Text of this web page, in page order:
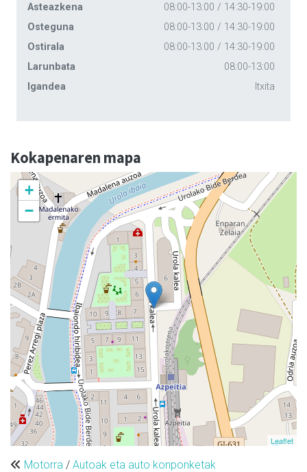
Asteazkena
08:00-13:00 / 14:30-19:00
Osteguna
08:00-13:00 / 14:30-19:00
Ostirala
08:00-13:00 / 14:30-19:00
Larunbata
08:00-13:00
Igandea
Itxita
Kokapenaren mapa
+
−
Leaflet
Motorra / Autoak eta auto konponketak